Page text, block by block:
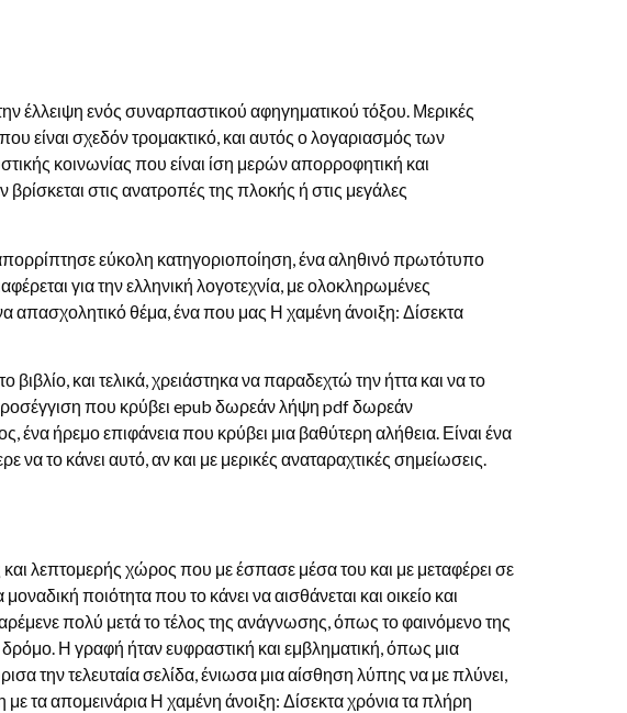
έλλειψη ενός συναρπαστικού αφηγηματικού τόξου. Μερικές
είναι σχεδόν τρομακτικό, και αυτός ο λογαριασμός των
κοινωνίας που είναι ίση μερών απορροφητική και
βρίσκεται στις ανατροπές της πλοκής ή στις μεγάλες
εύκολη κατηγοριοποίηση, ένα αληθινό πρωτότυπο
για την ελληνική λογοτεχνία, με ολοκληρωμένες
απασχολητικό θέμα, ένα που μας Η χαμένη άνοιξη: Δίσεκτα
και τελικά, χρειάστηκα να παραδεχτώ την ήττα και να το
προσέγγιση που κρύβει epub δωρεάν λήψη pdf δωρεάν
ένα ήρεμο επιφάνεια που κρύβει μια βαθύτερη αλήθεια. Είναι ένα
να το κάνει αυτό, αν και με μερικές αναταραχτικές σημείωσεις.
λεπτομερής χώρος που με έσπασε μέσα του και με μεταφέρει σε
ποιότητα που το κάνει να αισθάνεται και οικείο και
πολύ μετά το τέλος της ανάγνωσης, όπως το φαινόμενο της
Η γραφή ήταν ευφραστική και εμβληματική, όπως μια
την τελευταία σελίδα, ένιωσα μια αίσθηση λύπης να με πλύνει,
τα απομεινάρια Η χαμένη άνοιξη: Δίσεκτα χρόνια τα πλήρη